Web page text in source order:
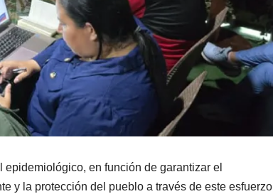
en función de garantizar el
y la protección del pueblo a través de este esfuerzo